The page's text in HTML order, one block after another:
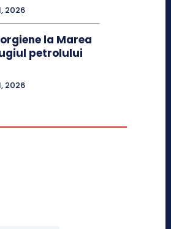
2026
la Marea
petrolului
2026